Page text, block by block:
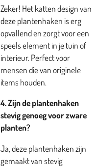
Zeker! Het katten design van
deze plantenhaken is erg
opvallend en zorgt voor een
speels element in je tuin of
interieur. Perfect voor
mensen die van originele
items houden.
4. Zijn de plantenhaken
stevig genoeg voor zware
planten?
Ja, deze plantenhaken zijn
gemaakt van stevig